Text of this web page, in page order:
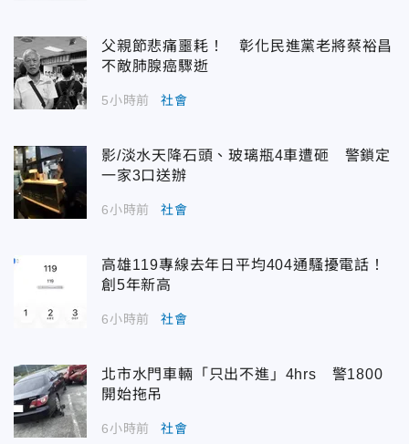
父親節悲痛噩耗！ 彰化民進黨老將蔡裕昌
不敵肺腺癌驟逝
5小時前 社會
影/淡水天降石頭、玻璃瓶4車遭砸 警鎖定
一家3口送辦
6小時前 社會
高雄119專線去年日平均404通騷擾電話！
創5年新高
6小時前 社會
北市水門車輛「只出不進」4hrs 警1800
開始拖吊
6小時前 社會